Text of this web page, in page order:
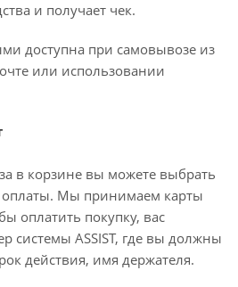
и получает чек.
доступна при самовывозе из
или использовании
в корзине вы можете выбрать
оплаты. Мы принимаем карты
оплатить покупку, вас
системы ASSIST, где вы должны
действия, имя держателя.